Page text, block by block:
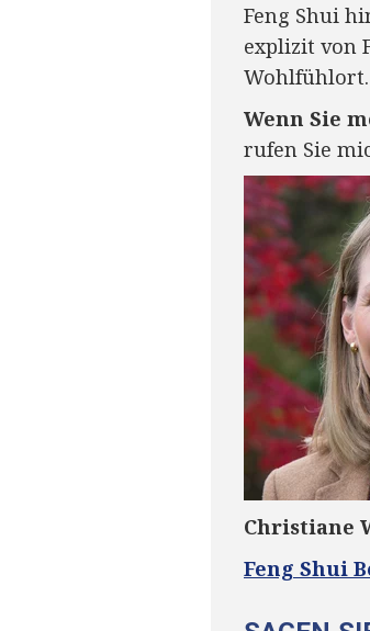
Feng Shui
explizit von
Wohlfühlort.
Wenn Sie
rufen Sie
Christiane
Feng Shui